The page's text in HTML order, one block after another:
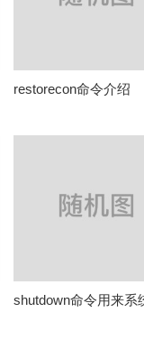
restorecon命令介绍
shutdown命令用来系